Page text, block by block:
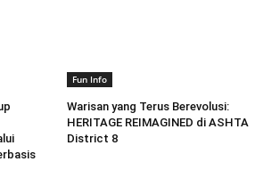
Fun Info
Warisan yang Terus Berevolusi:
HERITAGE REIMAGINED di ASHTA
District 8